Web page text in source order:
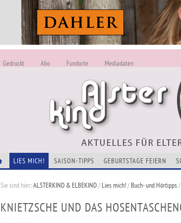
Gedruckt Abo Fundorte Mediadaten
LIES MICH! SAISON-TIPPS GEBURTSTAGE FEIERN
Sie sind hier:ALSTERKIND & ELBEKIND/Lies mich!/Buch- und Hörtipps/
KNIETZSCHE UND DAS